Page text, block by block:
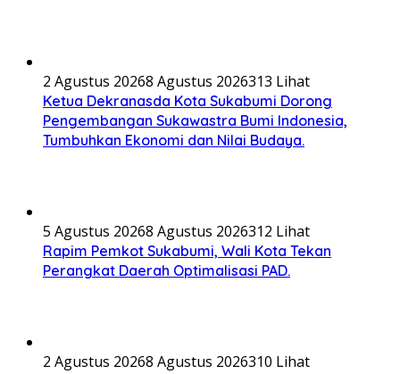
2 Agustus 20268 Agustus 2026313 Lihat
Ketua Dekranasda Kota Sukabumi Dorong
Pengembangan Sukawastra Bumi Indonesia,
Tumbuhkan Ekonomi dan Nilai Budaya.
5 Agustus 20268 Agustus 2026312 Lihat
Rapim Pemkot Sukabumi, Wali Kota Tekan
Perangkat Daerah Optimalisasi PAD.
2 Agustus 20268 Agustus 2026310 Lihat